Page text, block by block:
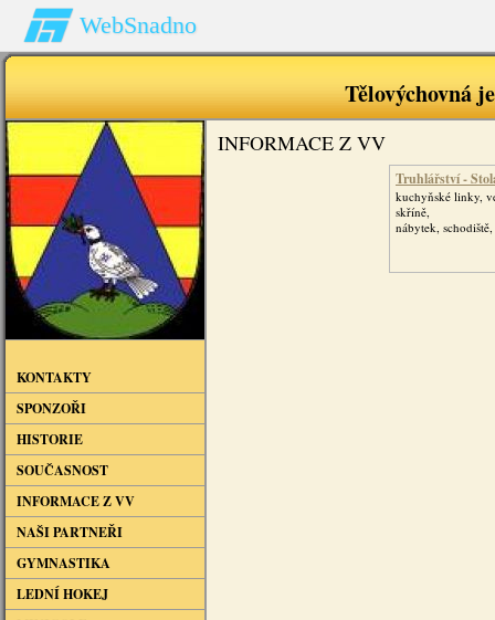
WebSnadno
Tělovýchovná
KONTAKTY
SPONZOŘI
HISTORIE
SOUČASNOST
INFORMACE Z VV
NAŠI PARTNEŘI
GYMNASTIKA
LEDNÍ HOKEJ
INFORMACE Z VV
Truhlářství -
kuchyňské linky,
skříně,
nábytek,